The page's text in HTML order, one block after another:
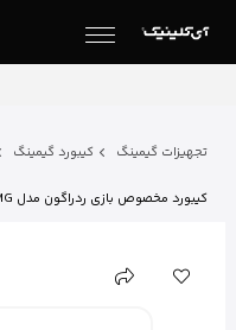
تجهیزات گیمینگ کیبورد گیمینگ
کیبورد مخصوص بازی ردراگون مدل Cyrus PRO K681 MG